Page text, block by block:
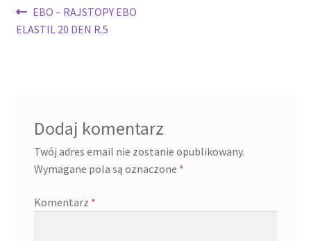
Nawigacja
wpisu
Poprzedni
wpis:
EBO – RAJSTOPY EBO
ELASTIL 20 DEN R.5
Dodaj komentarz
Twój adres email nie zostanie opublikowany.
Wymagane pola są oznaczone *
Komentarz *